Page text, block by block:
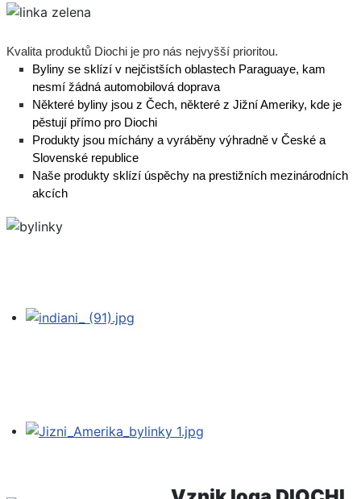
Kvalita produktů Diochi je pro nás nejvyšší prioritou.
Byliny se sklízí v nejčistších oblastech Paraguaye, kam
nesmí žádná automobilová doprava
Některé byliny jsou z Čech, některé z Jižní Ameriky, kde je
pěstují přímo pro Diochi
Produkty jsou míchány a vyráběny výhradně v České a
Slovenské republice
Naše produkty sklízí úspěchy na prestižních mezinárodních
akcích